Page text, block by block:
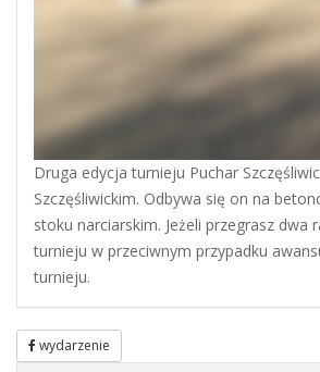
Druga edycja turnieju Puchar
Szczęśliwickim. Odbywa się on na
stoku narciarskim. Jeżeli przegrasz dwa
turnieju w przeciwnym przypadku
turnieju.
wydarzenie